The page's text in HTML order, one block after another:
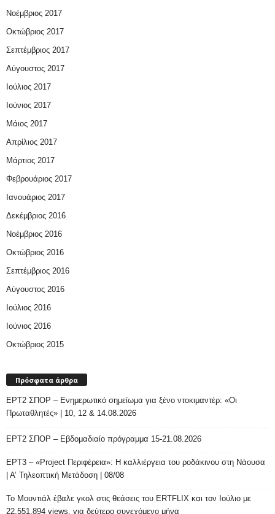
Νοέμβριος 2017
Οκτώβριος 2017
Σεπτέμβριος 2017
Αύγουστος 2017
Ιούλιος 2017
Ιούνιος 2017
Μάιος 2017
Απρίλιος 2017
Μάρτιος 2017
Φεβρουάριος 2017
Ιανουάριος 2017
Δεκέμβριος 2016
Νοέμβριος 2016
Οκτώβριος 2016
Σεπτέμβριος 2016
Αύγουστος 2016
Ιούλιος 2016
Ιούνιος 2016
Οκτώβριος 2015
Πρόσφατα άρθρα
ΕΡΤ2 ΣΠΟΡ – Ενημερωτικό σημείωμα για ξένο ντοκιμαντέρ: «Οι
Πρωταθλητές» | 10, 12 & 14.08.2026
ΕΡΤ2 ΣΠΟΡ – Εβδομαδιαίο πρόγραμμα 15-21.08.2026
ΕΡΤ3 – «Project Περιφέρεια»: Η καλλιέργεια του ροδάκινου στη Νάουσα
| Α’ Τηλεοπτική Μετάδοση | 08/08
Το Μουντιάλ έβαλε γκολ στις θεάσεις του ERTFLIX και τον Ιούλιο με
22.551.894 views, για δεύτερο συνεχόμενο μήνα